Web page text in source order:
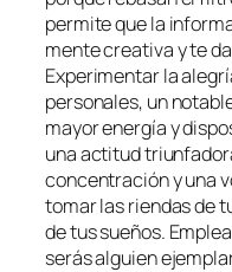
permite que la
mente creativa y te
Experimentar la
personales, un
mayor energía y
una actitud
concentración y una
tomar las riendas de
de tus sueños.
serás alguien